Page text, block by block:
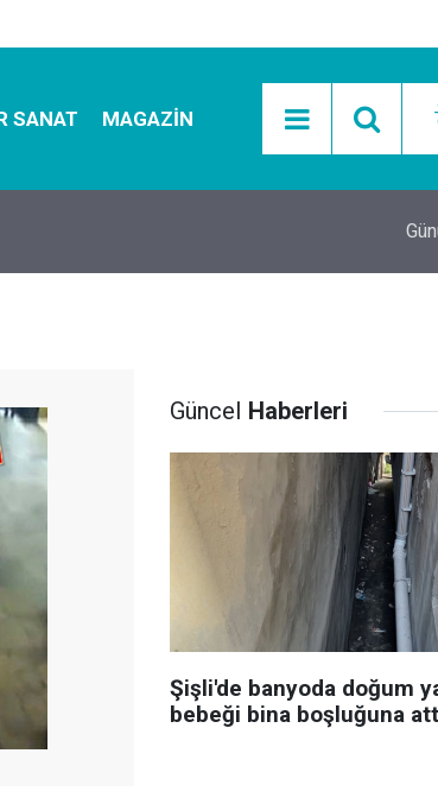
SANAT MAGAZIN
Ambalaj Mobil
Güncel Haberleri
Şişli'de banyoda doğum
bebeği bina boşluğuna